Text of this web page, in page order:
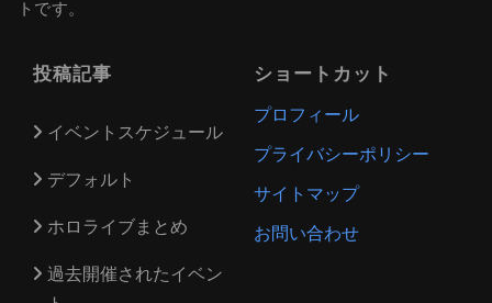
トです。
投稿記事
イベントスケジュール
デフォルト
ホロライブまとめ
過去開催されたイベン
ショートカット
プロフィール
プライバシーポリシー
サイトマップ
お問い合わせ